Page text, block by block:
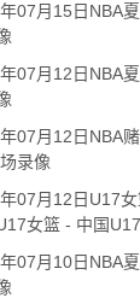
07月15日NBA
07月12日NBA
07月12日NBA
录像
07月12日U17
女篮 - 中国
07月10日NBA